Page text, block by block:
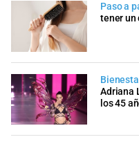
Paso a
tener un
Adriana
los 45